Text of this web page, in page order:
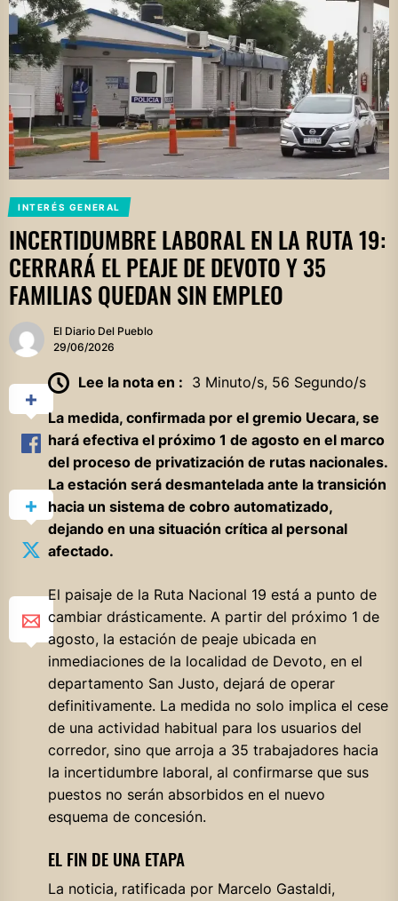
INTERÉS GENERAL
INCERTIDUMBRE LABORAL EN LA RUTA 19:
CERRARÁ EL PEAJE DE DEVOTO Y 35
FAMILIAS QUEDAN SIN EMPLEO
El Diario Del Pueblo
29/06/2026
Lee la nota en : 3 Minuto/s, 56 Segundo/s
La medida, confirmada por el gremio Uecara, se
hará efectiva el próximo 1 de agosto en el marco
del proceso de privatización de rutas nacionales.
La estación será desmantelada ante la transición
hacia un sistema de cobro automatizado,
dejando en una situación crítica al personal
afectado.
El paisaje de la Ruta Nacional 19 está a punto de
cambiar drásticamente. A partir del próximo 1 de
agosto, la estación de peaje ubicada en
inmediaciones de la localidad de Devoto, en el
departamento San Justo, dejará de operar
definitivamente. La medida no solo implica el cese
de una actividad habitual para los usuarios del
corredor, sino que arroja a 35 trabajadores hacia
la incertidumbre laboral, al confirmarse que sus
puestos no serán absorbidos en el nuevo
esquema de concesión.
EL FIN DE UNA ETAPA
La noticia, ratificada por Marcelo Gastaldi,